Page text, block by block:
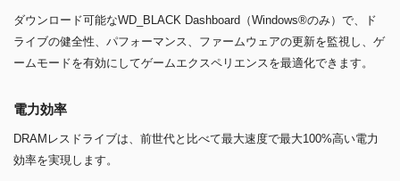
ダウンロード可能なWD_BLACK Dashboard（Windows®のみ）で、ド
ライブの健全性、パフォーマンス、ファームウェアの更新を監視し、ゲ
ームモードを有効にしてゲームエクスペリエンスを最適化できます。
電力効率
DRAMレスドライブは、前世代と比べて最大速度で最大100%高い電力
効率を実現します。